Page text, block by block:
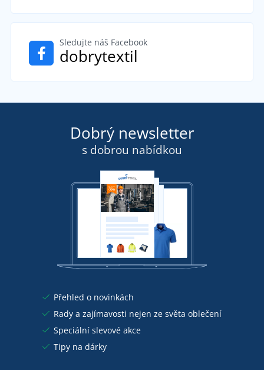
Sledujte náš Facebook
dobrytextil
Dobrý newsletter
s dobrou nabídkou
Přehled o novinkách
Rady a zajímavosti nejen ze světa oblečení
Speciální slevové akce
Tipy na dárky